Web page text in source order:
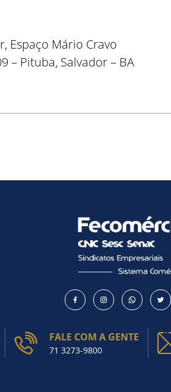
Espaço Mário Cravo
– Pituba, Salvador – BA
FALE COM A GENTE
71 3273-9800